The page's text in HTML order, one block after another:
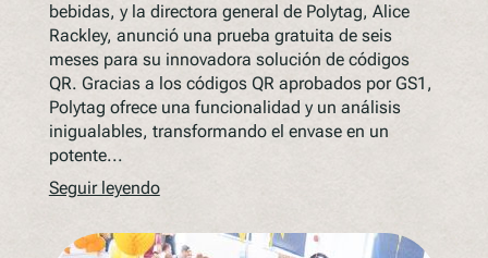
bebidas, y la directora general de Polytag, Alice
Rackley, anunció una prueba gratuita de seis
meses para su innovadora solución de códigos
QR. Gracias a los códigos QR aprobados por GS1,
Polytag ofrece una funcionalidad y un análisis
inigualables, transformando el envase en un
potente...
Seguir leyendo